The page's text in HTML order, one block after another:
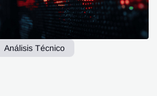
Análisis Técnico